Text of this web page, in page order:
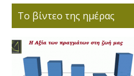
Το βίντεο της ημέρας